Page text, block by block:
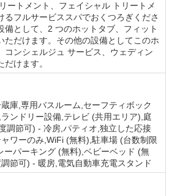
ートメント、フェイシャル トリートメ
るフルサービススパでおくつろぎくださ
備として、2 つのホットタブ、フィット
ただけます。その他の設備としてこのホ
コンシェルジュ サービス、ウェディン
けます。
庫,専用バスルーム,セーフティボック
ンドリー設備,テレビ (共用エリア),庭
調節可) - 冷房,パティオ,独立した応接
ワーのみ,WiFi (無料),駐車場 (台数制限
ーパーキング (無料),ベビーベッド (無
節可) - 暖房,電気自動車充電スタンド